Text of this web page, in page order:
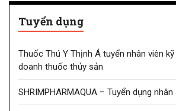
Tuyển dụng
Thuốc Thú Y Thịnh Á tuyển nhân viên
doanh thuốc thủy sản
SHRIMPHARMAQUA – Tuyển dụng